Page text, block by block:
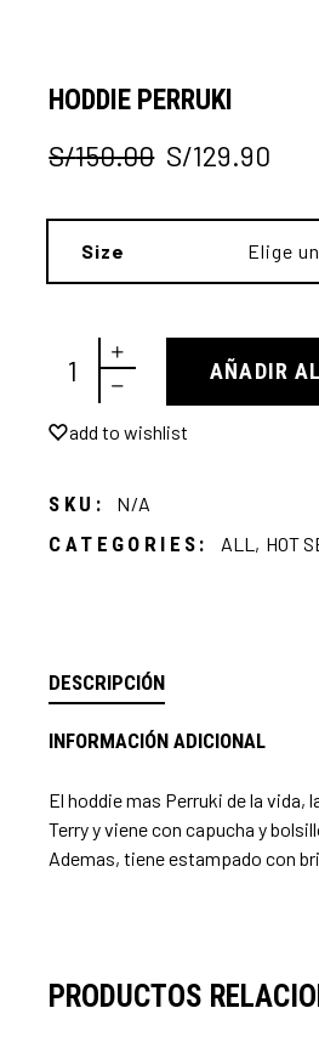
HODDIE PERRUKI
S/150.00
El
original
era:
S/150.00.
S/129.90
El
actual
es:
S/129.90.
Size Elige
Hoddie Perruki quantity
AÑADIR
add to wishlist
SKU: N/A
CATEGORIES: ALL , HOT
DESCRIPCIÓN
INFORMACIÓN ADICIONAL
El hoddie mas Perruki de la vida,
Terry y viene con capucha y
Ademas, tiene estampado con
PRODUCTOS